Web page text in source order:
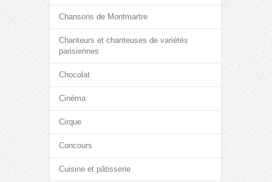
Chansons de Montmartre
Chanteurs et chanteuses de variétés
parisiennes
Chocolat
Cinéma
Cirque
Concours
Cuisine et pâtisserie